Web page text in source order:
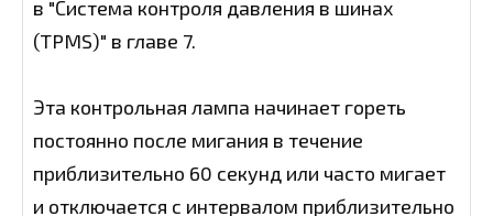
в "Система контроля давления в шинах
(TPMS)" в главе 7.
Эта контрольная лампа начинает гореть
постоянно после мигания в течение
приблизительно 60 секунд или часто мигает
и отключается с интервалом приблизительно